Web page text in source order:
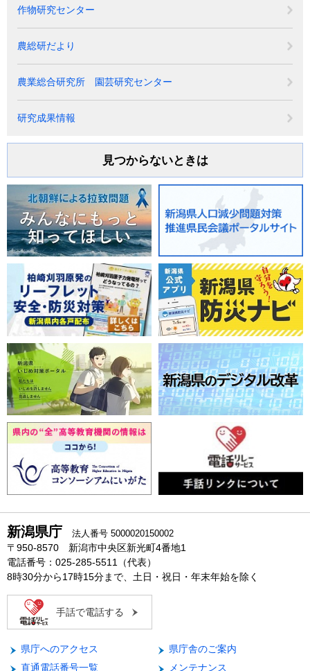
作物研究センター
農総研だより
農業総合研究所 園芸研究センター
研究成果情報
見つからないときは
新潟県庁 法人番号 5000020150002
〒950-8570 新潟市中央区新光町4番地1
電話番号：025-285-5511（代表）
8時30分から17時15分まで、土日・祝日・年末年始を除く
手話で電話する
県庁へのアクセス
県庁舎のご案内
直通電話番号一覧
メンテナンス